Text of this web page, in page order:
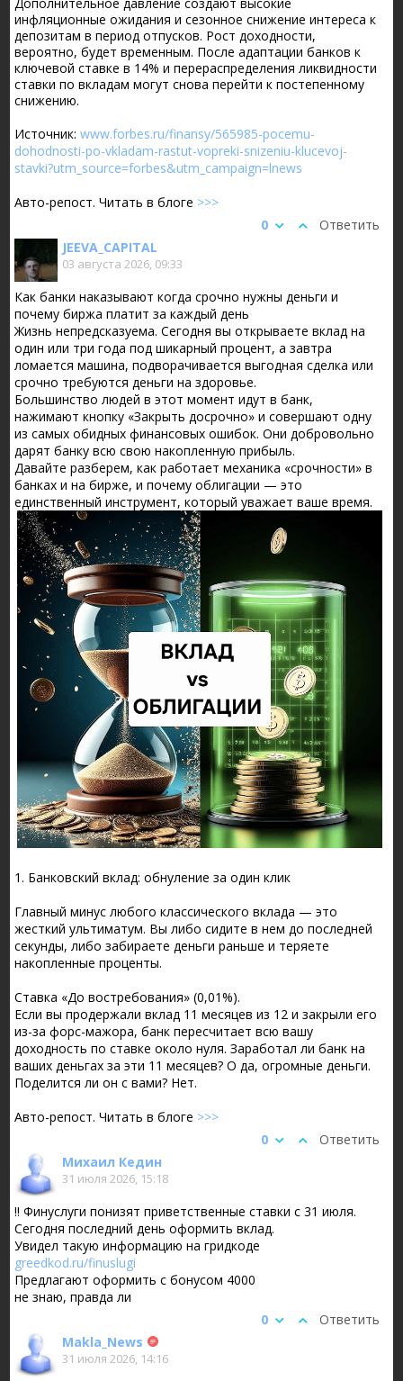
инфляционные ожидания и сезонное снижение интереса к
депозитам в период отпусков. Рост доходности,
вероятно, будет временным. После адаптации банков к
ключевой ставке в 14% и перераспределения ликвидности
ставки по вкладам могут снова перейти к постепенному
снижению.
Источник:www.forbes.ru/finansy/565985-pocemu-
dohodnosti-po-vkladam-rastut-vopreki-snizeniu-klucevoj-
stavki?utm_source=forbes&utm_campaign=lnews
Авто-репост. Читать в блоге >>>
Ответить
0
JEEVA_CAPITAL
03 августа 2026, 09:33
Как банки наказывают когда срочно нужны деньги и
почему биржа платит за каждый день
Жизнь непредсказуема. Сегодня вы открываете вклад на
один или три года под шикарный процент, а завтра
ломается машина, подворачивается выгодная сделка или
срочно требуются деньги на здоровье.
Большинство людей в этот момент идут в банк,
нажимают кнопку «Закрыть досрочно» и совершают одну
из самых обидных финансовых ошибок. Они добровольно
дарят банку всю свою накопленную прибыль.
Давайте разберем, как работает механика «срочности» в
банках и на бирже, и почему облигации — это
единственный инструмент, который уважает ваше время.
1. Банковский вклад: обнуление за один клик
Главный минус любого классического вклада — это
жесткий ультиматум. Вы либо сидите в нем до последней
секунды, либо забираете деньги раньше и теряете
накопленные проценты.
Ставка «До востребования» (0,01%).
Если вы продержали вклад 11 месяцев из 12 и закрыли его
из-за форс-мажора, банк пересчитает всю вашу
доходность по ставке около нуля. Заработал ли банк на
ваших деньгах за эти 11 месяцев? О да, огромные деньги.
Поделится ли он с вами? Нет.
Авто-репост. Читать в блоге >>>
Ответить
0
Михаил Кедин
31 июля 2026, 15:18
‼️ Финуслуги понизят приветственные ставки с 31 июля.
Сегодня последний день оформить вклад.
Увидел такую информацию на гридкоде
greedkod.ru/finuslugi
Предлагают оформить с бонусом 4000
не знаю, правда ли
Ответить
0
Makla_News
31 июля 2026, 14:16